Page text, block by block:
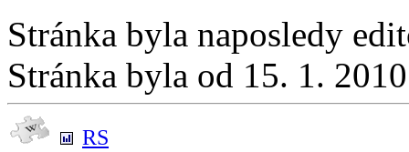
Stránka byla naposledy
Stránka byla od 15. 1.
RS